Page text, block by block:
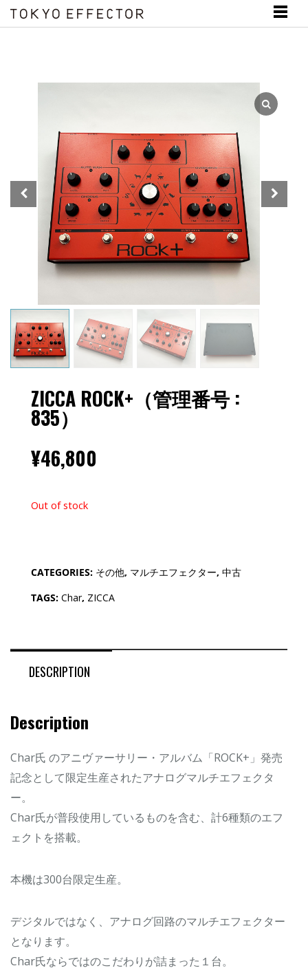
ZICCA ROCK+（管理番号 :
835）
¥46,800
Out of stock
CATEGORIES: その他, マルチエフェクター, 中古
TAGS: Char, ZICCA
DESCRIPTION
Description
Char氏 のアニヴァーサリー・アルバム「ROCK+」発売
記念として限定生産されたアナログマルチエフェクタ
ー。
Char氏が普段使用しているものを含む、計6種類のエフ
ェクトを搭載。
本機は300台限定生産。
デジタルではなく、アナログ回路のマルチエフェクター
となります。
Char氏ならではのこだわりが詰まった１台。